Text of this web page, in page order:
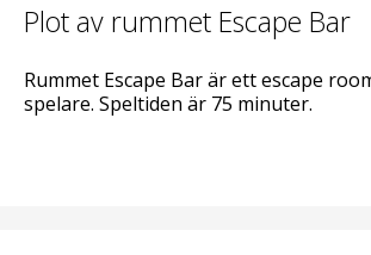
Plot av rummet Escape Bar
Rummet Escape Bar är ett escape
spelare. Speltiden är 75 minuter.